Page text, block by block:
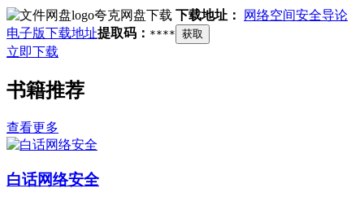
夸克网盘下载 下载地址：
网络空间安全导论
电子版下载地址提取码： **** 获取
立即下载
书籍推荐
查看更多
白话网络安全